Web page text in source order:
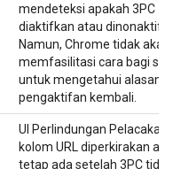
mendeteksi apakah 3PC
diaktifkan atau
Namun, Chrome tidak akan
memfasilitasi cara bagi
untuk mengetahui alasan
pengaktifan kembali.
UI Perlindungan Pelacakan
kolom URL diperkirakan
tetap ada setelah 3PC tidak